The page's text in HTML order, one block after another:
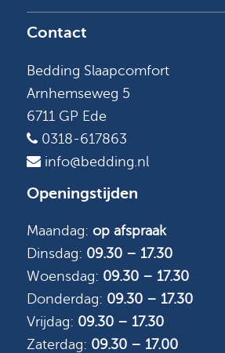
Contact
Bedding Slaapcomfort
Arnhemseweg 5
6711 GP Ede
0318-617863
info@bedding.nl
Openingstijden
Maandag: op afspraak
Dinsdag: 09.30 – 17.30
Woensdag: 09.30 – 17.30
Donderdag: 09.30 – 17.30
Vrijdag: 09.30 – 17.30
Zaterdag: 09.30 – 17.00